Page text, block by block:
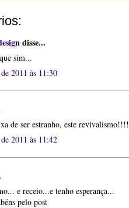
disse...
sim...
2011 às 11:30
de ser estranho, este revivalismo!!!!
2011 às 11:42
e receio...e tenho esperança...
pelo post